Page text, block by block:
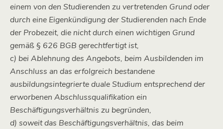
einem von den Studierenden zu vertretenden Grund oder
durch eine Eigenkündigung der Studierenden nach Ende
der Probezeit, die nicht durch einen wichtigen Grund
gemäß § 626 BGB gerechtfertigt ist,
c) bei Ablehnung des Angebots, beim Ausbildenden im
Anschluss an das erfolgreich bestandene
ausbildungsintegrierte duale Studium entsprechend der
erworbenen Abschlussqualifikation ein
Beschäftigungsverhältnis zu begründen,
d) soweit das Beschäftigungsverhältnis, das beim